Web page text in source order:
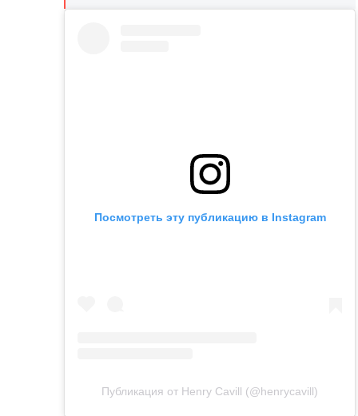
Посмотреть эту публикацию в Instagram
Публикация от Henry Cavill (@henrycavill)